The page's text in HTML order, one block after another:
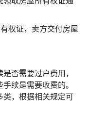
权证，卖方交付房屋
否需要过户费用，
续是需要收费的。
类，根据相关规定可